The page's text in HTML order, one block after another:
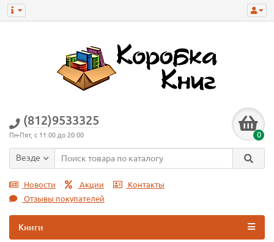
(812)9533325
Пн-Пят, с 11:00 до 20:00 0
Везде
Новости Акции
Контакты
Отзывы покупателей
Книги